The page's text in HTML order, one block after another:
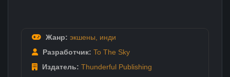
Жанр: экшены
инди
Разработчик: To The Sky
Издатель: Thunderful Publishing